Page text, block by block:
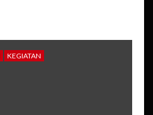
KEGIATAN